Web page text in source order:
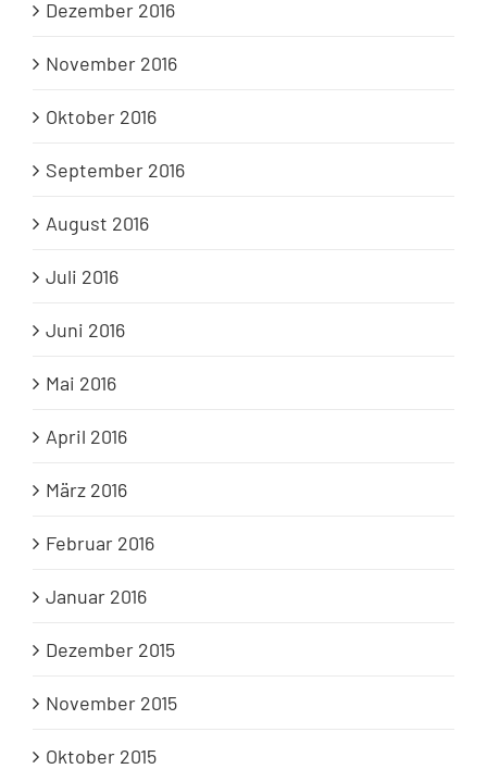
Dezember 2016
November 2016
Oktober 2016
September 2016
August 2016
Juli 2016
Juni 2016
Mai 2016
April 2016
März 2016
Februar 2016
Januar 2016
Dezember 2015
November 2015
Oktober 2015